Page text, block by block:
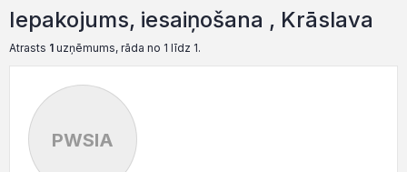
Iepakojums, iesaiņošana , Krāslava
Atrasts 1 uzņēmums, rāda no 1 līdz 1.
PWSIA